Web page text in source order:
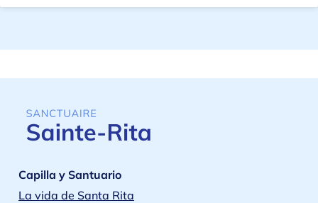
Capilla y Santuario
La vida de Santa Rita